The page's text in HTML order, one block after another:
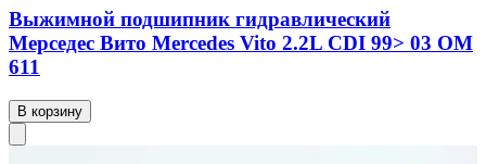
Выжимной подшипник гидравлический
Мерседес Вито Mercedes Vito 2.2L CDI 99> 03 OM
611
В корзину